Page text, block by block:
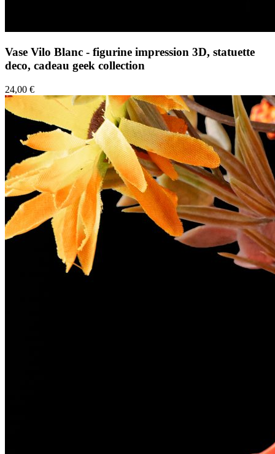
Vase Vilo Blanc - figurine impression 3D, statuette
deco, cadeau geek collection
24,00 €